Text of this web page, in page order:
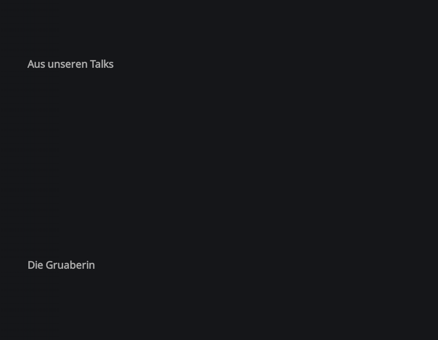
Aus unseren Talks
Die Gruaberin